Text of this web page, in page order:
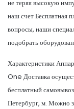
не теряя высокую
наш счет Бесплатная
вопросы, наши
подобрать
Характеристики
One Доставка
бесплатный
Петербург, м. Можно